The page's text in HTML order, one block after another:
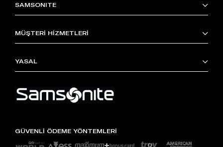
SAMSONITE
MÜŞTERİ HİZMETLERİ
YASAL
GÜVENLİ ÖDEME YÖNTEMLERİ